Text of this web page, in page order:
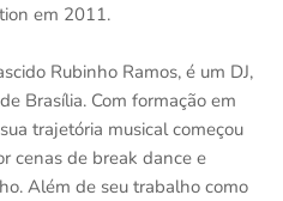
em 2011.
Rubinho Ramos, é um DJ,
Brasília. Com formação em
trajetória musical começou
cenas de break dance e
Além de seu trabalho como